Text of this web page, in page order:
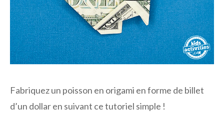
Fabriquez un poisson en origami en forme de billet
d’un dollar en suivant ce tutoriel simple !